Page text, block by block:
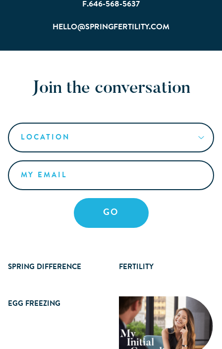
F.646-568-5637
HELLO@SPRINGFERTILITY.COM
Join the conversation
SPRING DIFFERENCE FERTILITY
EGG FREEZING